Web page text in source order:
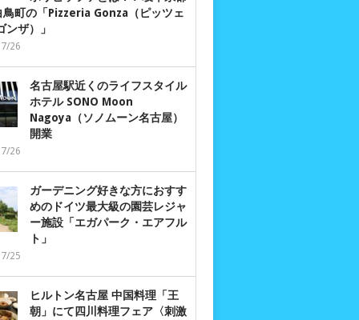
鳥町の「Pizzeria Gonza（ピッツェ
ンザ）」
26
名古屋駅近くのライフスタイル
ホテル SONO Moon
Nagoya（ソノムーン名古屋）
開業
26
ガーデニング好きな方におすす
めのドイツ最大級の園芸レジャ
ー施設「エガパーク・エアフル
ト」
25
ヒルトン名古屋 中国料理「王
朝」にて四川料理フェア〈刺激